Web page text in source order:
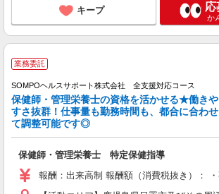
キープ 応
か
業務委託
SOMPOヘルスサポート株式会社 全支援対応コース
保健師・管理栄養士の資格を活かせる★働きや
すさ抜群！仕事量も勤務時間も、都合に合わせ
て調整可能です◎
保健師・管理栄養士 特定保健指導
報酬：出来高制 報酬額（消費税抜き）：